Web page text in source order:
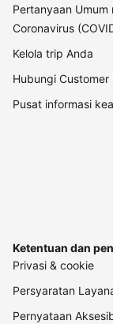
Pertanyaan Umum
Coronavirus
Kelola trip Anda
Hubungi Customer
Pusat informasi
Ketentuan dan
Privasi & cookie
Persyaratan
Pernyataan